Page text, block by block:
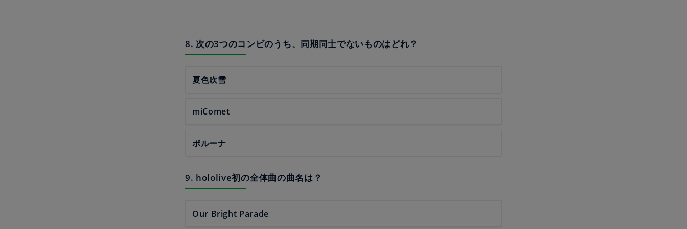
8. 次の3つのコンビのうち、同期同士でないものはどれ？
夏色吹雪
miComet
ポルーナ
9. hololive初の全体曲の曲名は？
Our Bright Parade